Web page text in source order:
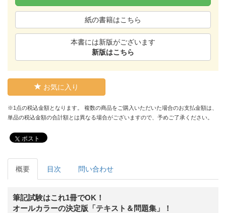
紙の書籍はこちら
本書には新版がございます
新版はこちら
お気に入り
※1点の税込金額となります。 複数の商品をご購入いただいた場合のお支払金額は、
単品の税込金額の合計額とは異なる場合がございますので、予めご了承ください。
ポスト
概要 目次 問い合わせ
筆記試験はこれ1冊でOK！
オールカラーの決定版「テキスト＆問題集」！